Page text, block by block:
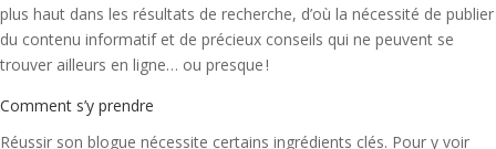
plus haut dans les résultats de recherche, d’où la nécessité de publier
du contenu informatif et de précieux conseils qui ne peuvent se
trouver ailleurs en ligne… ou presque !
Comment s’y prendre
Réussir son blogue nécessite certains ingrédients clés. Pour y voir